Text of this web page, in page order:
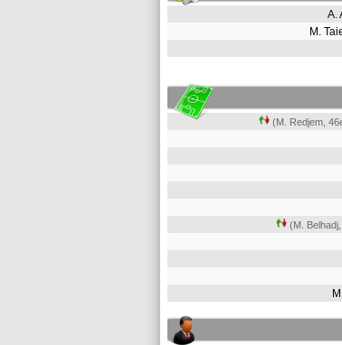
A.
M.
(M. Redjem,
(M.